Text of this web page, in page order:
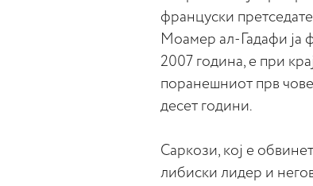
француски
Моамер ал-Гадафи ја
2007 година, е при
поранешниот прв
десет години.
Саркози, кој е
либиски лидер и